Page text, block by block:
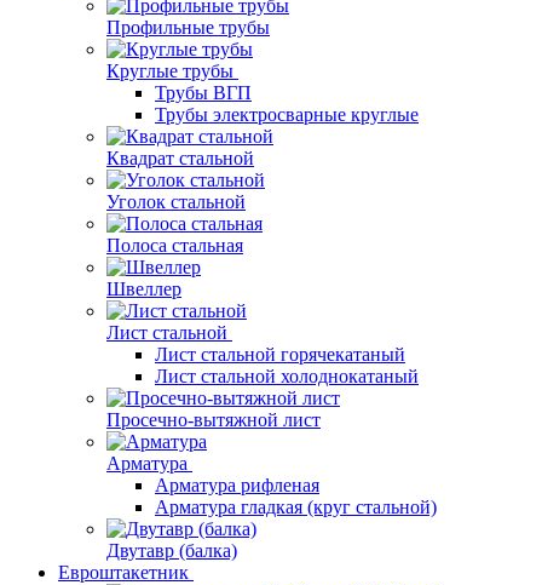
Профильные трубы
Круглые трубы
Трубы ВГП
Трубы электросварные круглые
Квадрат стальной
Уголок стальной
Полоса стальная
Швеллер
Лист стальной
Лист стальной горячекатаный
Лист стальной холоднокатаный
Просечно-вытяжной лист
Арматура
Арматура рифленая
Арматура гладкая (круг стальной)
Двутавр (балка)
Евроштакетник